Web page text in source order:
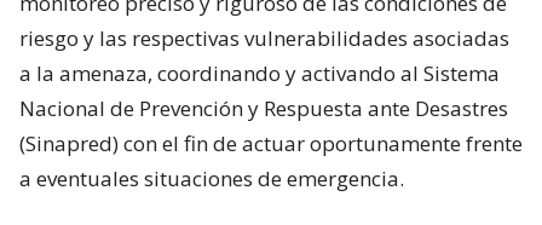
riesgo para infraestructura pública y para terceros
ubicados aguas abajo, por el estado de la amenaza,
su nivel de peligrosidad, alcance y amplitud,el
MOP recomendó a los organismos de
emergencia proceder a la evacuación preventiva
de la zona”, agregó el representante del presidente